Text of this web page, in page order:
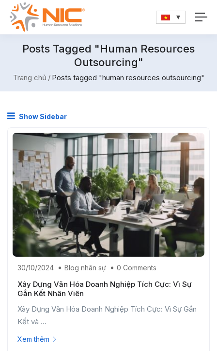
Posts Tagged "human Resources
Outsourcing"
Trang chủ Posts tagged "human resources outsourcing"
Show Sidebar
30/10/2024 Blog nhân sự 0 Comments
Xây Dựng Văn Hóa Doanh Nghiệp Tích Cực: Vì Sự
Gắn Kết Nhân Viên
Xây Dựng Văn Hóa Doanh Nghiệp Tích Cực: Vì Sự Gắn
Kết và ...
Xem thêm